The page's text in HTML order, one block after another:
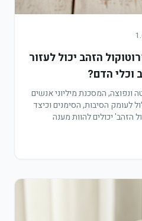
הזהב יכול לעזור
וכלי הדם?
המסכנת מיליוני אנשים
לעומק הסיבות, הסימנים וכיצד
הזהב' יכולים להוות מענה